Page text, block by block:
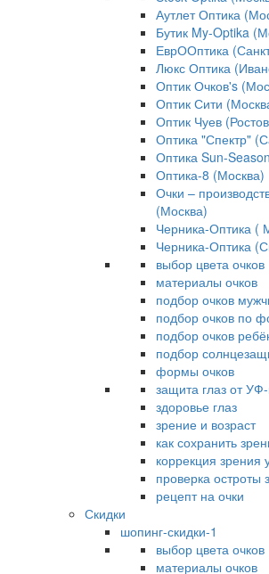
Аутлет Оптика
Бутик My-Optika
ЕврООптика
Люкс Оптика
Оптик Очков's
Оптик Сити
Оптик Чуев
Оптика "Спектр"
Оптика Sun-
Оптика-8 (Москва)
Очки –
(Москва)
Черника-Оптика (
Черника-Оптика
выбор цвета очков
материалы очков
подбор очков
подбор очков по
подбор очков
подбор
формы очков
защита глаз от
здоровье глаз
зрение и возраст
как сохранить
коррекция зрения
проверка остроты
рецепт на очки
Скидки
шопинг-скидки-1
выбор цвета очков
материалы очков